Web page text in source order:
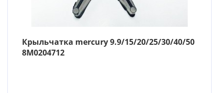
Крыльчатка mercury 9.9/15/20/25/30/40/50
8M0204712